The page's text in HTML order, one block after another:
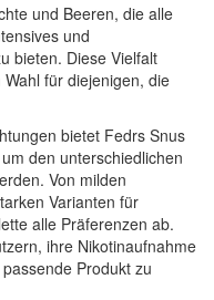
und Beeren, die alle
und
bieten. Diese Vielfalt
für diejenigen, die
bietet Fedrs Snus
den unterschiedlichen
Von milden
Varianten für
alle Präferenzen ab.
ihre Nikotinaufnahme
Produkt zu